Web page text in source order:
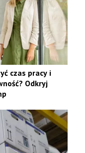
czas pracy i
Odkryj